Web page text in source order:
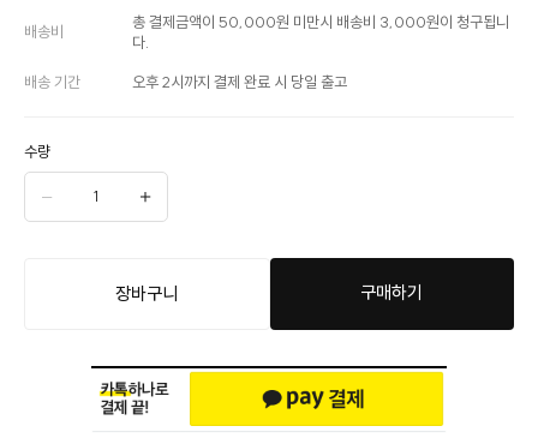
배송비
총 결제금액이 50,000원 미만시 배송비 3,000원이 청구됩니
다.
배송 기간 오후 2시까지 결제 완료 시 당일 출고
수량
장바구니 구매하기